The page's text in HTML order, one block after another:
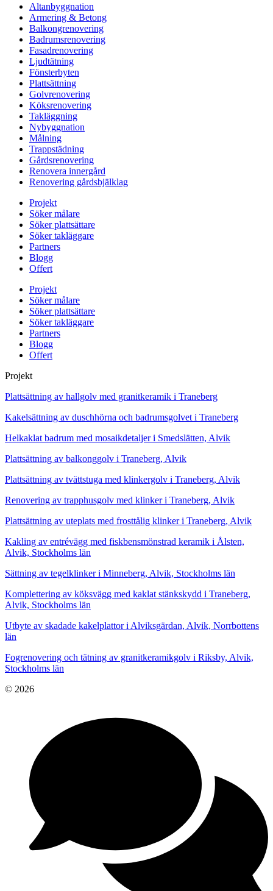
Altanbyggnation
Armering & Betong
Balkongrenovering
Badrumsrenovering
Fasadrenovering
Ljudtätning
Fönsterbyten
Plattsättning
Golvrenovering
Köksrenovering
Takläggning
Nybyggnation
Målning
Trappstädning
Gårdsrenovering
Renovera innergård
Renovering gårdsbjälklag
Projekt
Söker målare
Söker plattsättare
Söker takläggare
Partners
Blogg
Offert
Projekt
Söker målare
Söker plattsättare
Söker takläggare
Partners
Blogg
Offert
Projekt
Plattsättning av hallgolv med granitkeramik i Traneberg
Kakelsättning av duschhörna och badrumsgolvet i Traneberg
Helkaklat badrum med mosaikdetaljer i Smedslätten, Alvik
Plattsättning av balkonggolv i Traneberg, Alvik
Plattsättning av tvättstuga med klinkergolv i Traneberg, Alvik
Renovering av trapphusgolv med klinker i Traneberg, Alvik
Plattsättning av uteplats med frosttålig klinker i Traneberg, Alvik
Kakling av entrévägg med fiskbensmönstrad keramik i Ålsten,
Alvik, Stockholms län
Sättning av tegelklinker i Minneberg, Alvik, Stockholms län
Komplettering av köksvägg med kaklat stänkskydd i Traneberg,
Alvik, Stockholms län
Utbyte av skadade kakelplattor i Alviksgärdan, Alvik, Norrbottens
län
Fogrenovering och tätning av granitkeramikgolv i Riksby, Alvik,
Stockholms län
© 2026